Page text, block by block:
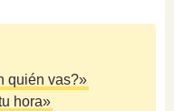
quién vas?»
hora»